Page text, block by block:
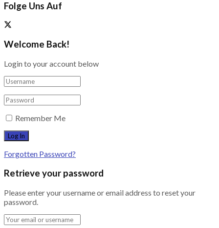
Folge Uns Auf
Welcome Back!
Login to your account below
Remember Me
Forgotten Password?
Retrieve your password
Please enter your username or email address to reset your
password.